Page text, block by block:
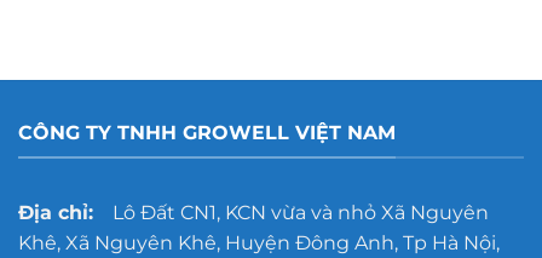
CÔNG TY TNHH GROWELL VIỆT NAM
Địa chỉ:Lô Đất CN1, KCN vừa và nhỏ Xã Nguyên
Khê, Xã Nguyên Khê, Huyện Đông Anh, Tp Hà Nội,